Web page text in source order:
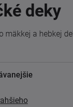
deky
mäkkej a hebkej